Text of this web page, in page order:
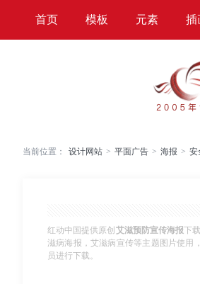
首页 模板 元素 插
当前位置： 设计网站 > 平面广告 > 海报 > 安
红动中国提供原创 艾滋预防宣传海报下
滋病海报，艾滋病宣传等主题图片使用
员进行下载。